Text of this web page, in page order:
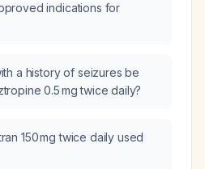
indications for
a history of seizures be
0.5 mg twice daily?
150 mg twice daily used